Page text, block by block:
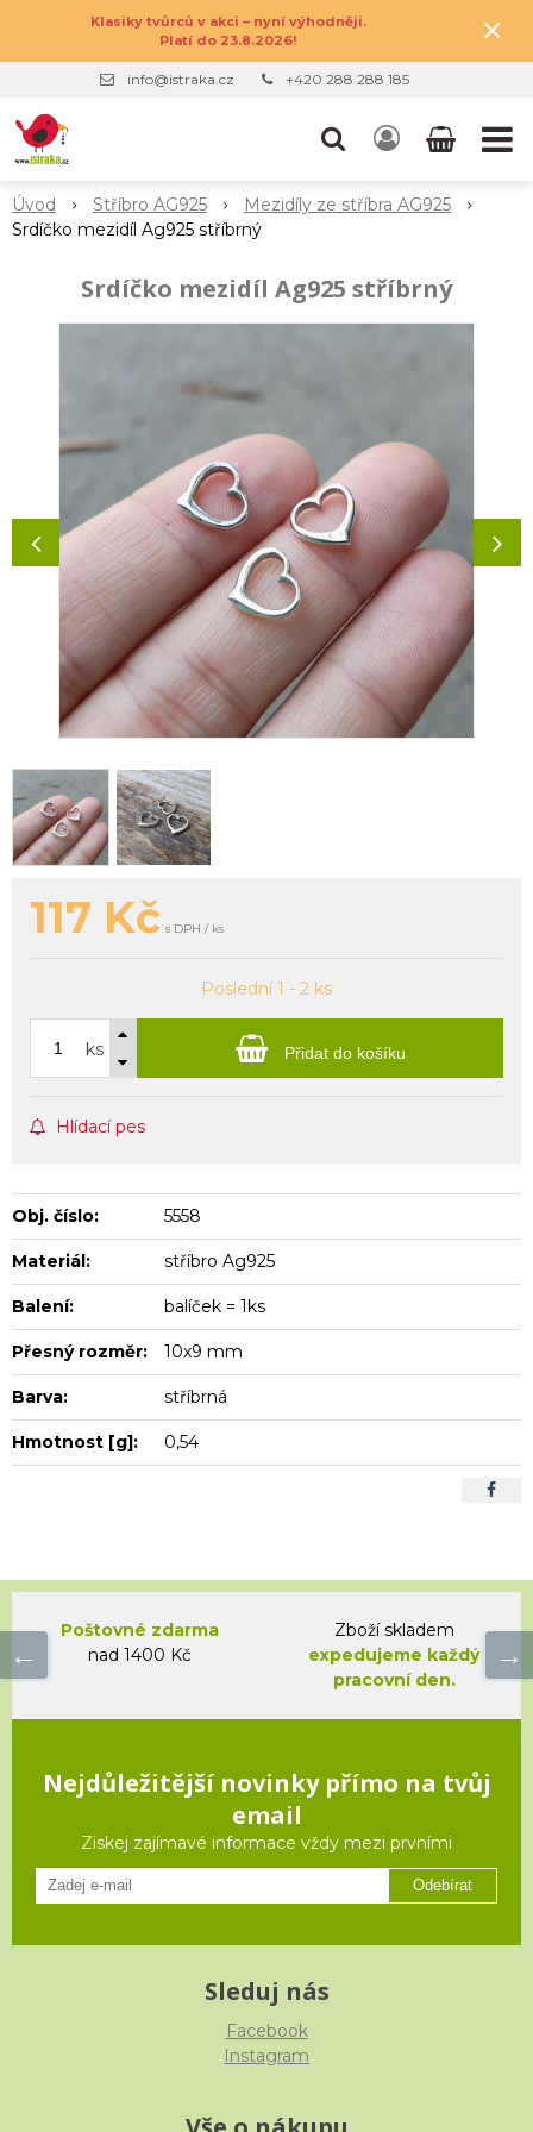
Klasiky tvůrců v akci – nyní výhodněji.
Platí do 23.8.2026!
×
info@istraka.cz +420 288 288 185
Úvod Stříbro AG925
Mezidíly ze stříbra AG925
Srdíčko mezidíl Ag925 stříbrný
Srdíčko mezidíl Ag925 stříbrný
117 Kč s DPH / ks
Poslední 1 - 2 ks
ks Přidat do košíku
Hlídací pes
Obj. číslo: 5558
Materiál: stříbro Ag925
Balení: balíček = 1ks
Přesný rozměr: 10x9 mm
Barva: stříbrná
Hmotnost [g]: 0,54
Poštovné zdarma
nad 1400 Kč
Zboží skladem
expedujeme každý
pracovní den.
Nejdůležitější novinky přímo na tvůj
email
Ziskej zajímavé informace vždy mezi prvními
Odebírat
Sleduj nás
Facebook
Instagram